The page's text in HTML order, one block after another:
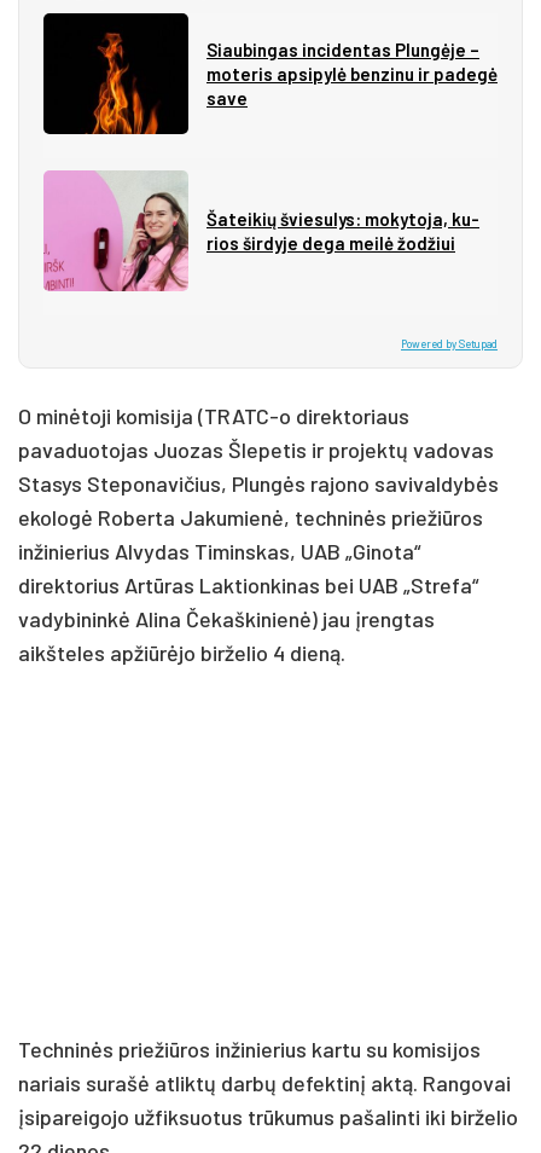
Siau­bin­gas in­ci­den­tas Plun­gė­je –
mo­te­ris ap­si­py­lė ben­zi­nu ir pa­de­gė
sa­ve
Ša­tei­kių švie­su­lys: mo­ky­to­ja, ku­
rios šir­dy­je de­ga mei­lė žo­džiui
Powered by Setupad
O minėtoji komisija (TRATC-o direktoriaus
pavaduotojas Juozas Šlepetis ir projektų vadovas
Stasys Steponavičius, Plungės rajono savivaldybės
ekologė Roberta Jakumienė, techninės priežiūros
inžinierius Alvydas Timinskas, UAB „Ginota“
direktorius Artūras Laktionkinas bei UAB „Strefa“
vadybininkė Alina Čekaškinienė) jau įrengtas
aikšteles apžiūrėjo birželio 4 dieną.
Techninės priežiūros inžinierius kartu su komisijos
nariais surašė atliktų darbų defektinį aktą. Rangovai
įsipareigojo užfiksuotus trūkumus pašalinti iki birželio